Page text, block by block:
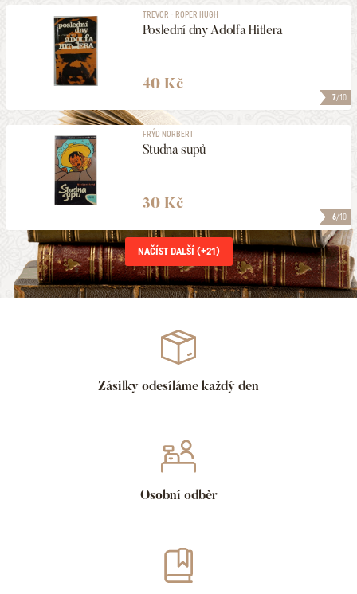
7/10
TREVOR - ROPER HUGH
Poslední dny Adolfa Hitlera
40 Kč
6/10
FRÝD NORBERT
Studna supů
30 Kč
NAČÍST DALŠÍ (+21)
Zásilky odesíláme každý den
Osobní odběr